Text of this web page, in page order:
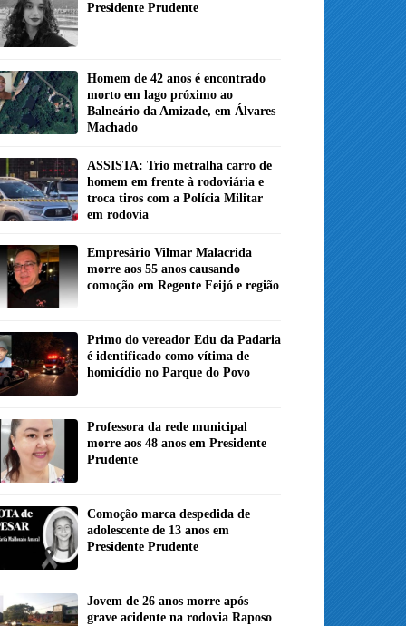
Presidente Prudente
Homem de 42 anos é encontrado
morto em lago próximo ao
Balneário da Amizade, em Álvares
Machado
ASSISTA: Trio metralha carro de
homem em frente à rodoviária e
troca tiros com a Polícia Militar
em rodovia
Empresário Vilmar Malacrida
morre aos 55 anos causando
comoção em Regente Feijó e região
Primo do vereador Edu da Padaria
é identificado como vítima de
homicídio no Parque do Povo
Professora da rede municipal
morre aos 48 anos em Presidente
Prudente
Comoção marca despedida de
adolescente de 13 anos em
Presidente Prudente
Jovem de 26 anos morre após
grave acidente na rodovia Raposo